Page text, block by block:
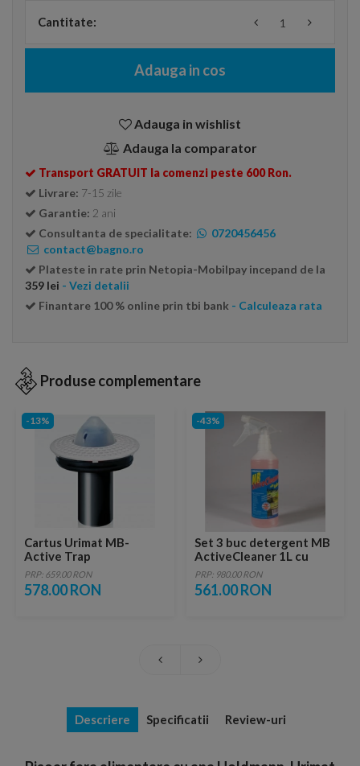
Cantitate:
Adauga in cos
Adauga in wishlist
Adauga la comparator
Transport GRATUIT la comenzi peste 600 Ron.
Livrare: 7-15 zile
Garantie: 2 ani
Consultanta de specialitate:
0720456456
contact@bagno.ro
Plateste in rate prin Netopia-Mobilpay incepand de la
359 lei - Vezi detalii
Finantare 100 % online prin tbi bank - Calculeaza rata
Produse complementare
-13%
Cartus Urimat MB-
Active Trap
PRP: 659.00 RON
578.00 RON
-43%
Set 3 buc detergent MB
ActiveCleaner 1L cu
Kalkex URIMAT
PRP: 980.00 RON
561.00 RON
Descriere Specificatii Review-uri